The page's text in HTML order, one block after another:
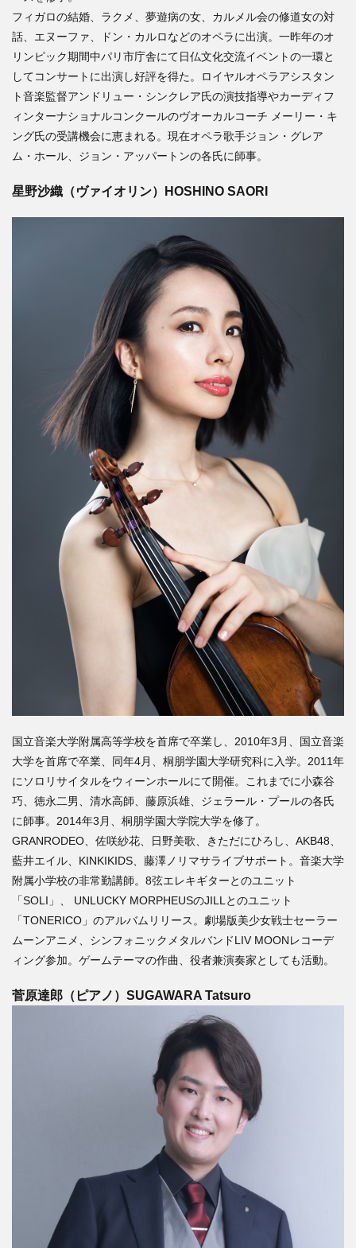
フィガロの結婚、ラクメ、夢遊病の女、カルメル会の修道女の対
話、エヌーファ、ドン・カルロなどのオペラに出演。一昨年のオ
リンピック期間中パリ市庁舎にて日仏文化交流イベントの一環と
してコンサートに出演し好評を得た。ロイヤルオペラアシスタン
ト音楽監督アンドリュー・シンクレア氏の演技指導やカーディフ
ィンターナショナルコンクールのヴオーカルコーチ メーリー・キ
ング氏の受講機会に恵まれる。現在オペラ歌手ジョン・グレア
ム・ホール、ジョン・アッパートンの各氏に師事。
星野沙織（ヴァイオリン）HOSHINO SAORI
国立音楽大学附属高等学校を首席で卒業し、2010年3月、国立音楽
大学を首席で卒業、同年4月、桐朋学園大学研究科に入学。2011年
にソロリサイタルをウィーンホールにて開催。これまでに小森谷
巧、徳永二男、清水高師、藤原浜雄、ジェラール・プールの各氏
に師事。2014年3月、桐朋学園大学院大学を修了。
GRANRODEO、佐咲紗花、日野美歌、きただにひろし、AKB48、
藍井エイル、KINKIKIDS、藤澤ノリマサライブサポート。音楽大学
附属小学校の非常勤講師。8弦エレキギターとのユニット
「SOLI」、 UNLUCKY MORPHEUSのJILLとのユニット
「TONERICO」のアルバムリリース。劇場版美少女戦士セーラー
ムーンアニメ、シンフォニックメタルバンドLIV MOONレコーデ
ィング参加。ゲームテーマの作曲、役者兼演奏家としても活動。
菅原達郎（ピアノ）SUGAWARA Tatsuro